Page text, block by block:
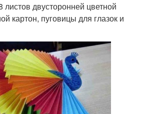
двусторонней цветной
картон, пуговицы для глазок и